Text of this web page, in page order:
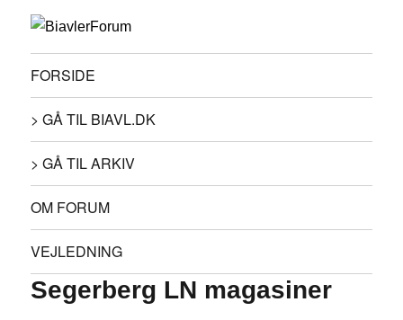
FORSIDE
> GÅ TIL BIAVL.DK
> GÅ TIL ARKIV
OM FORUM
VEJLEDNING
Segerberg LN magasiner